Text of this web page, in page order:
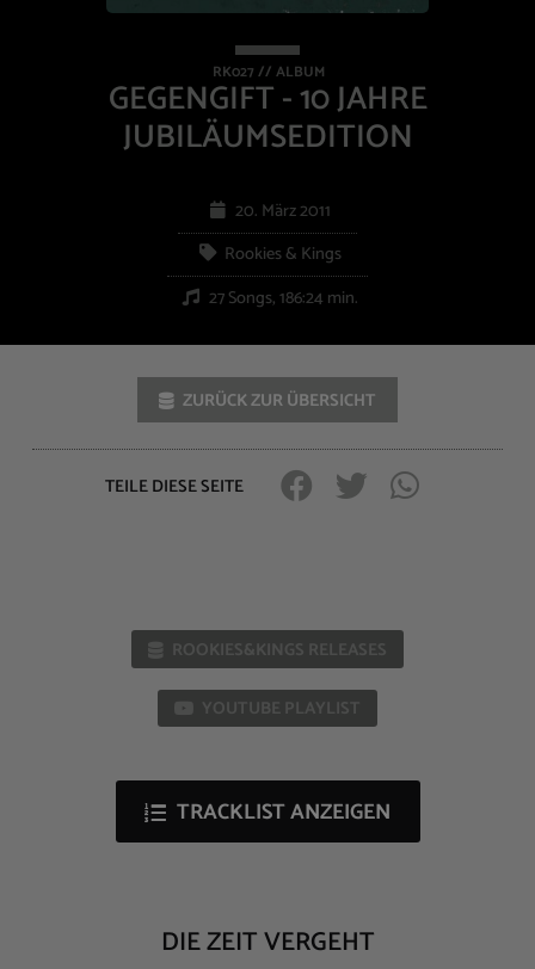
RK027 // ALBUM
GEGENGIFT - 10 JAHRE
JUBILÄUMSEDITION
20. März 2011
Rookies & Kings
27 Songs, 186:24 min.
ZURÜCK ZUR ÜBERSICHT
TEILE DIESE SEITE
ROOKIES&KINGS RELEASES
YOUTUBE PLAYLIST
TRACKLIST ANZEIGEN
DIE ZEIT VERGEHT